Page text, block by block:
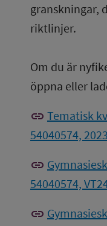
granskningar,
riktlinjer.
Om du är
öppna eller
link Tematisk
54040574,
link
54040574,
link